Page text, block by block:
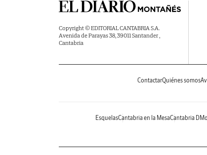
Copyright © EDITORIAL CANTABRIA S.A.
Avenida de Parayas 38, 39011 Santander ,
Cantabria
ContactarQuiénes somos
EsquelasCantabria en la MesaCantabria